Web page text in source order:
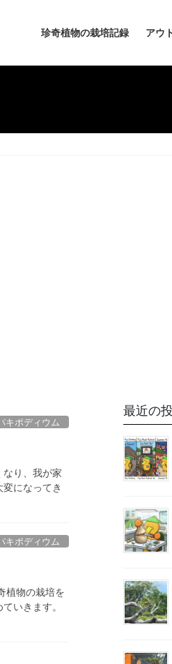
珍奇植物の栽培記録 アウ
キポディウム
なり、我が家
になってき
キポディウム
植物の栽培を
いきます。
最近の